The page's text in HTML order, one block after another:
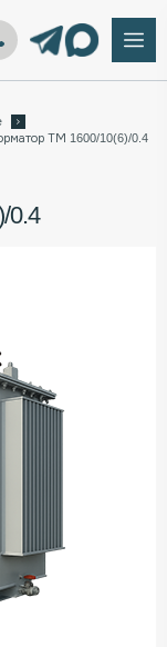
ТМ 1600/10(6)/0.4
0.4